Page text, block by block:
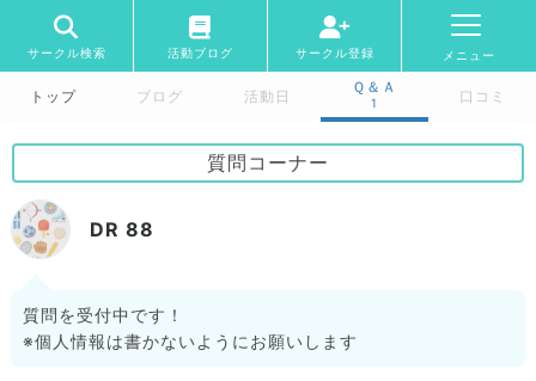
サークル検索 活動ブログ サークル登録 メニュー
トップ ブログ 活動日
Ｑ＆Ａ
1 口コミ
質問コーナー
DR 88
質問を受付中です！
※個人情報は書かないようにお願いします